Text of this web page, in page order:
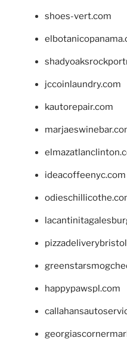
shoes-vert.com
jccoinlaundry.com
kautorepair.com
ideacoffeenyc.com
happypawspl.com